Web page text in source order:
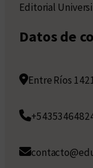
Editorial
Datos de
Entre Ríos